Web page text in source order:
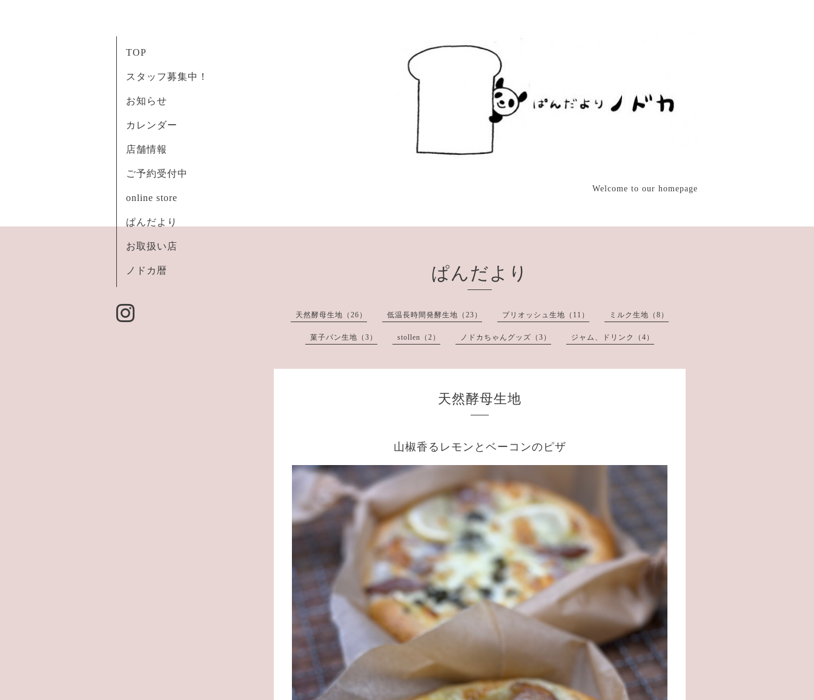
Welcome to our homepage
TOP
スタッフ募集中！
お知らせ
カレンダー
店舗情報
ご予約受付中
online store
ぱんだより
お取扱い店
ノドカ暦 ぱんだより
天然酵母生地（26） 低温長時間発酵生地（23） ブリオッシュ生地（11） ミルク生地（8）
菓子パン生地（3） stollen（2） ノドカちゃんグッズ（3） ジャム、ドリンク（4）
天然酵母生地
山椒香るレモンとベーコンのピザ